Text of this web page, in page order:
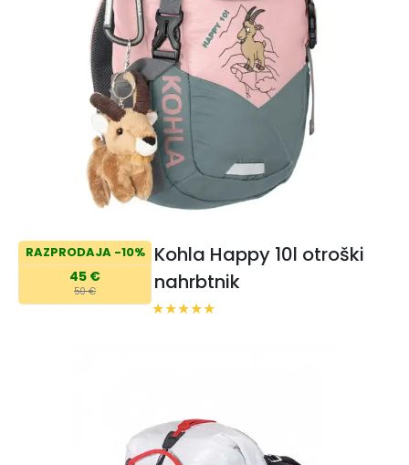
RAZPRODAJA -10%
45 €
50 €
Kohla Happy 10l otroški
nahrbtnik